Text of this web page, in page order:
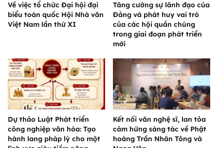
Về việc tổ chức Đại hội đại
biểu toàn quốc Hội Nhà văn
Việt Nam lần thứ XI
Tăng cường sự lãnh đạo của
Đảng và phát huy vai trò
của các hội quần chúng
trong giai đoạn phát triển
mới
Dự thảo Luật Phát triển
công nghiệp văn hóa: Tạo
hành lang pháp lý cho một
Kết nối văn nghệ sĩ, lan tỏa
cảm hứng sáng tác về Phật
hoàng Trần Nhân Tông và